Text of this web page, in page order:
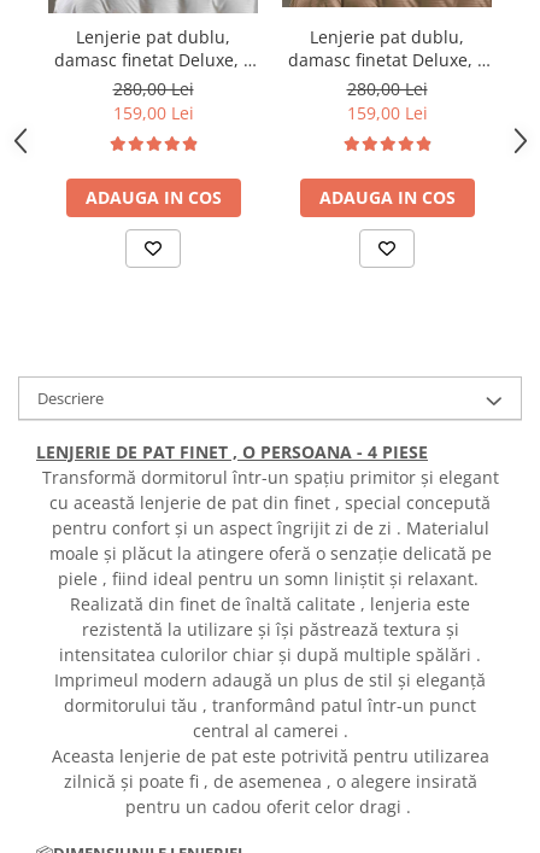
Lenjerie pat dublu,
damasc finetat Deluxe, 6
piese, cearceaf pat cu
elastic, Alb
280,00 Lei
159,00 Lei
ADAUGA IN COS
Lenjerie pat dublu,
damasc finetat Deluxe, 6
piese, cearceaf pat cu
elastic, Maro
280,00 Lei
159,00 Lei
ADAUGA IN COS
Descriere
LENJERIE DE PAT FINET , O PERSOANA - 4 PIESE
Transformă dormitorul într-un spațiu primitor și elegant
cu această lenjerie de pat din finet , special concepută
pentru confort și un aspect îngrijit zi de zi . Materialul
moale și plăcut la atingere oferă o senzație delicată pe
piele , fiind ideal pentru un somn liniștit și relaxant.
Realizată din finet de înaltă calitate , lenjeria este
rezistentă la utilizare și își păstrează textura și
intensitatea culorilor chiar și după multiple spălări .
Imprimeul modern adaugă un plus de stil și eleganță
dormitorului tău , tranformând patul într-un punct
central al camerei .
Aceasta lenjerie de pat este potrivită pentru utilizarea
zilnică și poate fi , de asemenea , o alegere insirată
pentru un cadou oferit celor dragi .